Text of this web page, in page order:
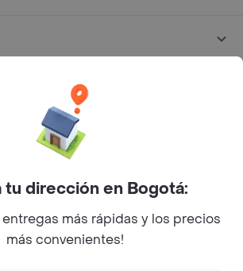
Facebook
Twitter
Instagram
Rappi Inc. All rights reserved.
tu dirección en Bogotá:
más rápidas y los precios
más convenientes!